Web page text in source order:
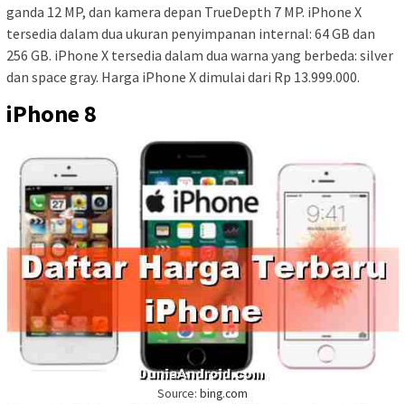
ganda 12 MP, dan kamera depan TrueDepth 7 MP. iPhone X
tersedia dalam dua ukuran penyimpanan internal: 64 GB dan
256 GB. iPhone X tersedia dalam dua warna yang berbeda: silver
dan space gray. Harga iPhone X dimulai dari Rp 13.999.000.
iPhone 8
Source: bing.com